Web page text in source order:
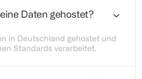
Daten gehostet?
in Deutschland gehostet und
Standards verarbeitet.